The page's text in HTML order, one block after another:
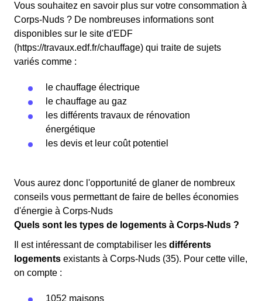
Vous souhaitez en savoir plus sur votre consommation à
Corps-Nuds ? De nombreuses informations sont
disponibles sur le site d'EDF
(https://travaux.edf.fr/chauffage) qui traite de sujets
variés comme :
le chauffage électrique
le chauffage au gaz
les différents travaux de rénovation
énergétique
les devis et leur coût potentiel
Vous aurez donc l'opportunité de glaner de nombreux
conseils vous permettant de faire de belles économies
d'énergie à Corps-Nuds
Quels sont les types de logements à Corps-Nuds ?
Il est intéressant de comptabiliser les différents
logements existants à Corps-Nuds (35). Pour cette ville,
on compte :
1052 maisons